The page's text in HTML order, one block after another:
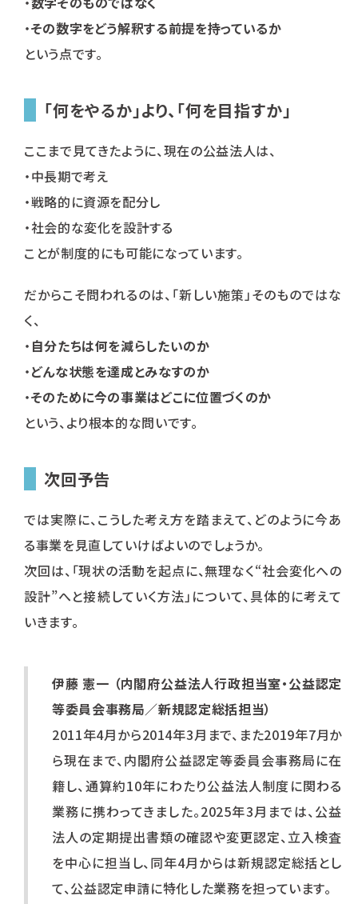
・その数字をどう解釈する前提を持っているか
という点です。
「何をやるか」より、「何を目指すか」
ここまで見てきたように、現在の公益法人は、
・中長期で考え
・戦略的に資源を配分し
・社会的な変化を設計する
ことが制度的にも可能になっています。
だからこそ問われるのは、「新しい施策」そのものではな
く、
・ 自分たちは何を減らしたいのか
・どんな状態を達成とみなすのか
・そのために今の事業はどこに位置づくのか
という、より根本的な問いです。
次回予告
では実際に、こうした考え方を踏まえて、どのように今あ
る事業を見直していけばよいのでしょうか。
次回は、「現状の活動を起点に、無理なく“社会変化への
設計”へと接続していく方法」について、具体的に考えて
いきます。
伊藤 憲一 （内閣府公益法人行政担当室・公益認定
等委員会事務局／新規認定総括担当）
2011年4月から2014年3月まで、また2019年7月か
ら現在まで、内閣府公益認定等委員会事務局に在
籍し、通算約10年にわたり公益法人制度に関わる
業務に携わってきました。2025年3月までは、公益
法人の定期提出書類の確認や変更認定、立入検査
を中心に担当し、同年4月からは新規認定総括とし
て、公益認定申請に特化した業務を担っています。